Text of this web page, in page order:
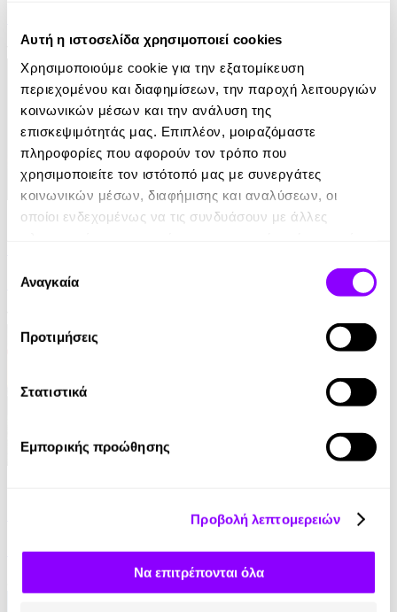
Αυτή η ιστοσελίδα χρησιμοποιεί cookies
Χρησιμοποιούμε cookie για την εξατομίκευση
περιεχομένου και διαφημίσεων, την παροχή λειτουργιών
κοινωνικών μέσων και την ανάλυση της
επισκεψιμότητάς μας. Επιπλέον, μοιραζόμαστε
πληροφορίες που αφορούν τον τρόπο που
χρησιμοποιείτε τον ιστότοπό μας με συνεργάτες
κοινωνικών μέσων, διαφήμισης και αναλύσεων, οι
οποίοι ενδεχομένως να τις συνδυάσουν με άλλες
των υπηρεσιών τους.
συγκατάθεσης
Αναγκαία
Προτιμήσεις
Στατιστικά
Εμπορικής προώθησης
Προβολή λεπτομερειών
Να επιτρέπονται όλα
10.99€
eBook
Γρηγόρης Αζαριάδης
Στον τάφο κάποιου άλλου
Ian Rankin